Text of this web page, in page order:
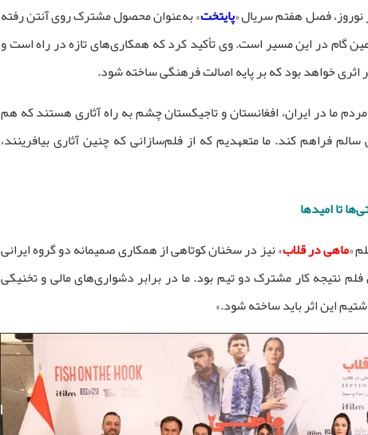
فصل هفتم سریال «پایتخت» به‌عنوان محصول مشترک روی آنتن رفته
گام در این مسیر است. وی تأکید کرد که همکاری‌های تازه در راه است و
خواهد بود که بر پایه اصالت فرهنگی ساخته شود.
ما در ایران، افغانستان و تاجیکستان چشم به راه آثاری هستند که هم
فراهم کند. ما متعهدیم که از فلم‌سازانی که چنین آثاری بیافرینند،
تا امیدها
«ماهی در قلاب» نیز در سخنان کوتاهی از همکاری صمیمانه دو گروه ایرانی
نتیجه‌ کار مشترک دو تیم بود. ما در برابر دشواری‌های مالی و تخنیکی
این اثر باید ساخته شود.»